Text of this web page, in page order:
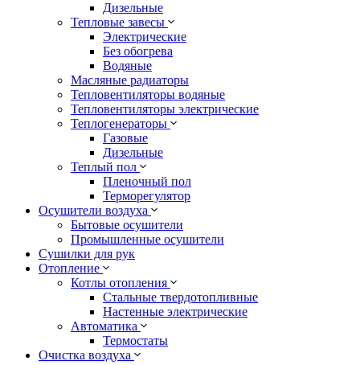
Дизельные
Тепловые завесы
Электрические
Без обогрева
Водяные
Масляные радиаторы
Тепловентиляторы водяные
Тепловентиляторы электрические
Теплогенераторы
Газовые
Дизельные
Теплый пол
Пленочный пол
Терморегулятор
Осушители воздуха
Бытовые осушители
Промышленные осушители
Сушилки для рук
Отопление
Котлы отопления
Стальные твердотопливные
Настенные электрические
Автоматика
Термостаты
Очистка воздуха